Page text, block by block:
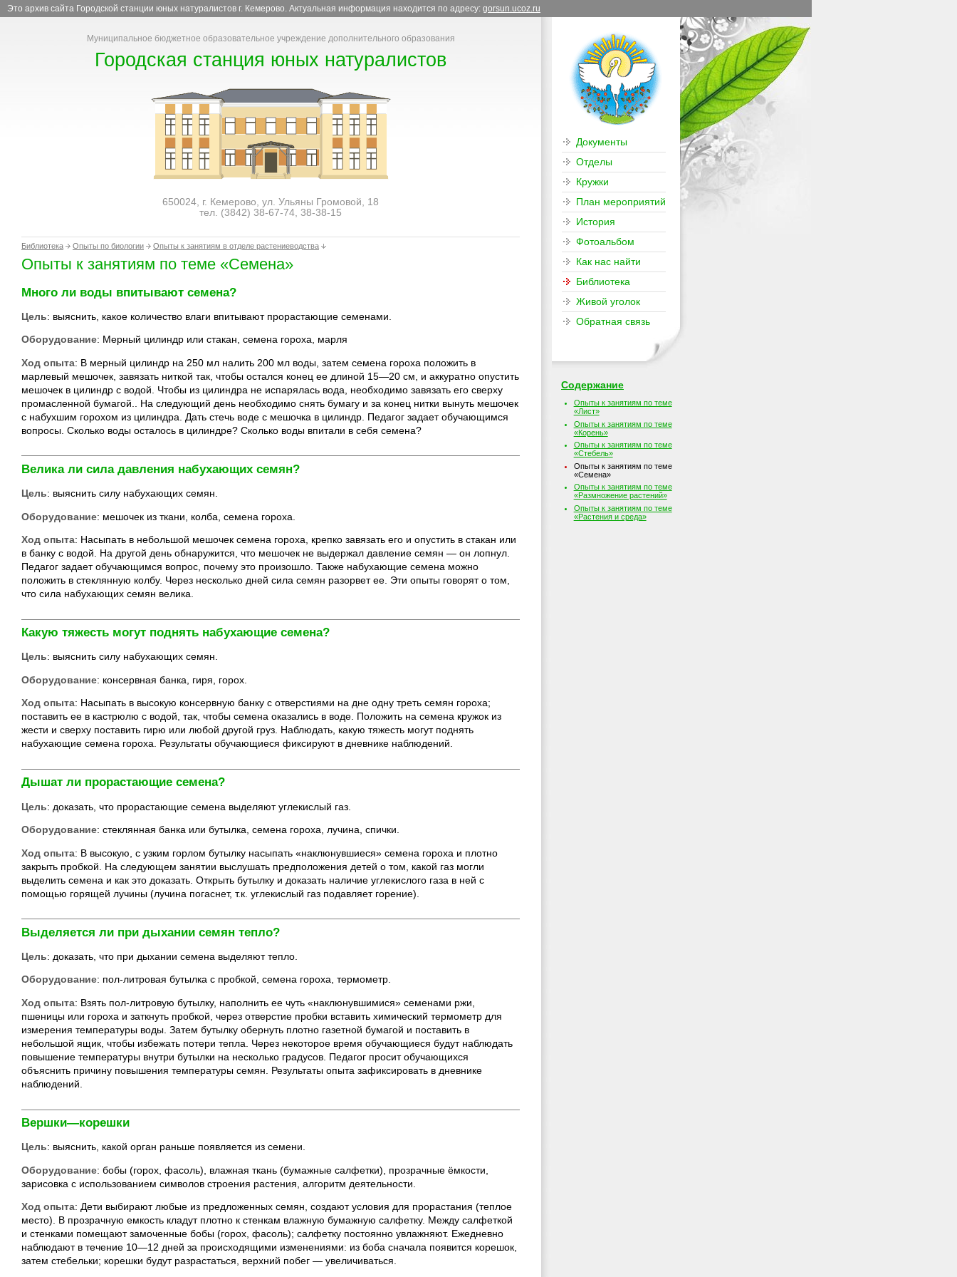
Это архив сайта Городской станции юных натуралистов г. Кемерово. Актуальная информация находится по адресу: gorsun.ucoz.ru
Муниципальное бюджетное образовательное учреждение дополнительного образования
Городская станция юных натуралистов
650024, г. Кемерово, ул. Ульяны Громовой, 18
тел. (3842) 38-67-74, 38-38-15
Библиотека Опыты по биологии Опыты к занятиям в отделе растениеводства
Опыты к занятиям по теме «Семена»
Много ли воды впитывают семена?
Цель: выяснить, какое количество влаги впитывают прорастающие семенами.
Оборудование: Мерный цилиндр или стакан, семена гороха, марля
Ход опыта: В мерный цилиндр на 250 мл налить 200 мл воды, затем семена гороха положить в
марлевый мешочек, завязать ниткой так, чтобы остался конец ее длиной 15—20 см, и аккуратно опустить
мешочек в цилиндр с водой. Чтобы из цилиндра не испарялась вода, необходимо завязать его сверху
промасленной бумагой.. На следующий день необходимо снять бумагу и за конец нитки вынуть мешочек
с набухшим горохом из цилиндра. Дать стечь воде с мешочка в цилиндр. Педагог задает обучающимся
вопросы. Сколько воды осталось в цилиндре? Сколько воды впитали в себя семена?
Велика ли сила давления набухающих семян?
Цель: выяснить силу набухающих семян.
Оборудование: мешочек из ткани, колба, семена гороха.
Ход опыта: Насыпать в небольшой мешочек семена гороха, крепко завязать его и опустить в стакан или
в банку с водой. На другой день обнаружится, что мешочек не выдержал давление семян — он лопнул.
Педагог задает обучающимся вопрос, почему это произошло. Также набухающие семена можно
положить в стеклянную колбу. Через несколько дней сила семян разорвет ее. Эти опыты говорят о том,
что сила набухающих семян велика.
Какую тяжесть могут поднять набухающие семена?
Цель: выяснить силу набухающих семян.
Оборудование: консервная банка, гиря, горох.
Ход опыта: Насыпать в высокую консервную банку с отверстиями на дне одну треть семян гороха;
поставить ее в кастрюлю с водой, так, чтобы семена оказались в воде. Положить на семена кружок из
жести и сверху поставить гирю или любой другой груз. Наблюдать, какую тяжесть могут поднять
набухающие семена гороха. Результаты обучающиеся фиксируют в дневнике наблюдений.
Дышат ли прорастающие семена?
Цель: доказать, что прорастающие семена выделяют углекислый газ.
Оборудование: стеклянная банка или бутылка, семена гороха, лучина, спички.
Ход опыта: В высокую, с узким горлом бутылку насыпать «наклюнувшиеся» семена гороха и плотно
закрыть пробкой. На следующем занятии выслушать предположения детей о том, какой газ могли
выделить семена и как это доказать. Открыть бутылку и доказать наличие углекислого газа в ней с
помощью горящей лучины (лучина погаснет, т.к. углекислый газ подавляет горение).
Выделяется ли при дыхании семян тепло?
Цель: доказать, что при дыхании семена выделяют тепло.
Оборудование: пол-литровая бутылка с пробкой, семена гороха, термометр.
Ход опыта: Взять пол-литровую бутылку, наполнить ее чуть «наклюнувшимися» семенами ржи,
пшеницы или гороха и заткнуть пробкой, через отверстие пробки вставить химический термометр для
измерения температуры воды. Затем бутылку обернуть плотно газетной бумагой и поставить в
небольшой ящик, чтобы избежать потери тепла. Через некоторое время обучающиеся будут наблюдать
повышение температуры внутри бутылки на несколько градусов. Педагог просит обучающихся
объяснить причину повышения температуры семян. Результаты опыта зафиксировать в дневнике
наблюдений.
Вершки—корешки
Цель: выяснить, какой орган раньше появляется из семени.
Оборудование: бобы (горох, фасоль), влажная ткань (бумажные салфетки), прозрачные ёмкости,
зарисовка с использованием символов строения растения, алгоритм деятельности.
Ход опыта: Дети выбирают любые из предложенных семян, создают условия для прорастания (теплое
место). В прозрачную емкость кладут плотно к стенкам влажную бумажную салфетку. Между салфеткой
и стенками помещают замоченные бобы (горох, фасоль); салфетку постоянно увлажняют. Ежедневно
наблюдают в течение 10—12 дней за происходящими изменениями: из боба сначала появится корешок,
затем стебельки; корешки будут разрастаться, верхний побег — увеличиваться.
Документы
Отделы
Кружки
План мероприятий
История
Фотоальбом
Как нас найти
Библиотека
Живой уголок
Обратная связь
Содержание
Опыты к занятиям по теме
«Лист»
Опыты к занятиям по теме
«Корень»
Опыты к занятиям по теме
«Стебель»
Опыты к занятиям по теме
«Семена»
Опыты к занятиям по теме
«Размножение растений»
Опыты к занятиям по теме
«Растения и среда»